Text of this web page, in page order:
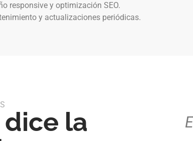
responsive y optimización SEO.
y actualizaciones periódicas.
dice la
web clara y